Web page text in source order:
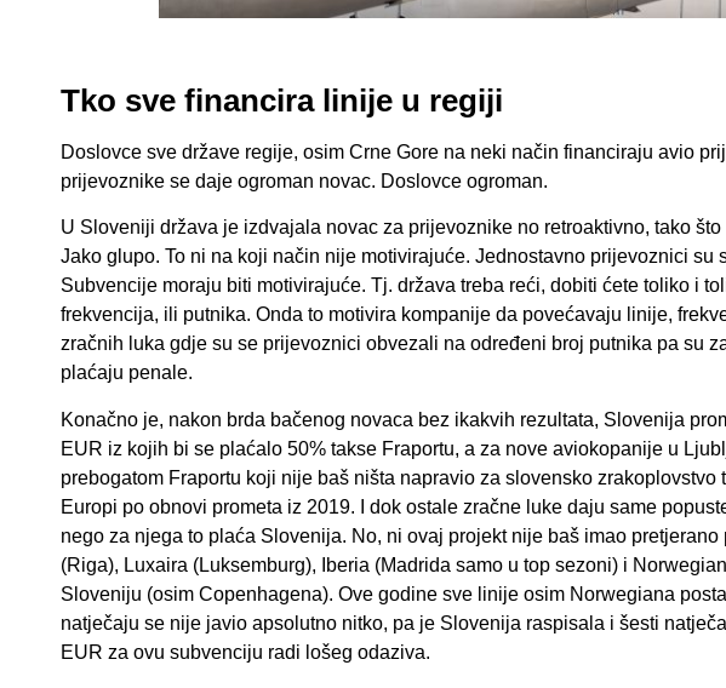
Tko sve financira linije u regiji
Doslovce sve države regije, osim Crne Gore na neki način financiraju avio
prijevoznike se daje ogroman novac. Doslovce ogroman.
U Sloveniji država je izdvajala novac za prijevoznike no retroaktivno, tako
Jako glupo. To ni na koji način nije motivirajuće. Jednostavno prijevoznici
Subvencije moraju biti motivirajuće. Tj. država treba reći, dobiti ćete toliko i
frekvencija, ili putnika. Onda to motivira kompanije da povećavaju linije,
zračnih luka gdje su se prijevoznici obvezali na određeni broj putnika pa su
plaćaju penale.
Konačno je, nakon brda bačenog novaca bez ikakvih rezultata, Slovenija
EUR iz kojih bi se plaćalo 50% takse Fraportu, a za nove aviokopanije u
prebogatom Fraportu koji nije baš ništa napravio za slovensko
Europi po obnovi prometa iz 2019. I dok ostale zračne luke daju same
nego za njega to plaća Slovenija. No, ni ovaj projekt nije baš imao
(Riga), Luxaira (Luksemburg), Iberia (Madrida samo u top sezoni) i
Sloveniju (osim Copenhagena). Ove godine sve linije osim Norwegiana
natječaju se nije javio apsolutno nitko, pa je Slovenija raspisala i šesti
EUR za ovu subvenciju radi lošeg odaziva.